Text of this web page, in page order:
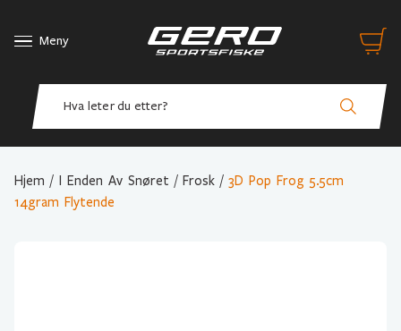
Meny
Hjem / I Enden Av Snøret / Frosk / 3D Pop Frog 5.5cm
14gram Flytende